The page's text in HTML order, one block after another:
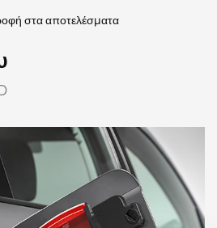
στα αποτελέσματα